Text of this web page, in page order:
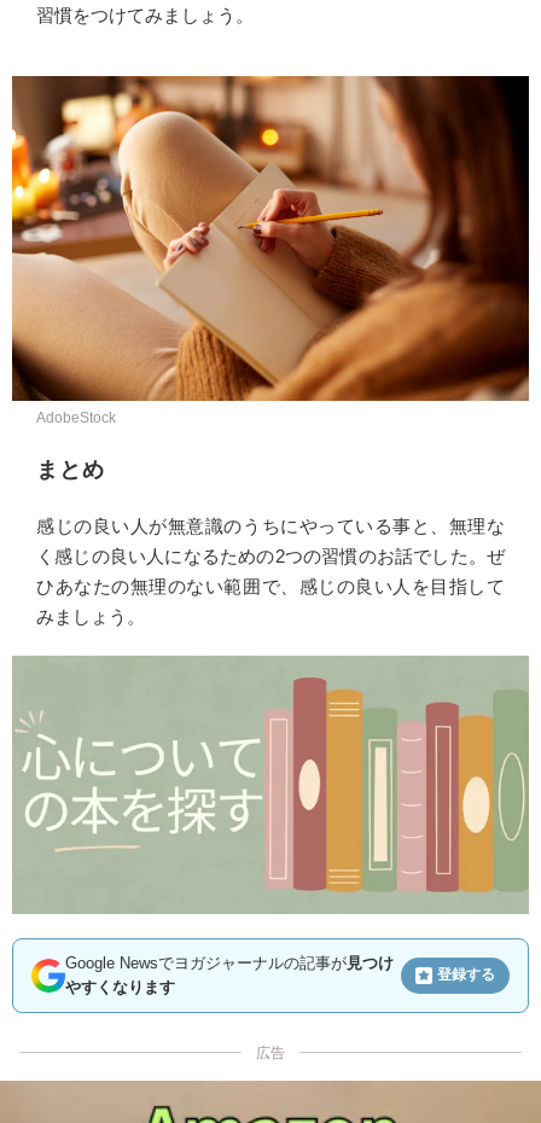
習慣をつけてみましょう。
AdobeStock
まとめ
感じの良い人が無意識のうちにやっている事と、無理な
く感じの良い人になるための2つの習慣のお話でした。ぜ
ひあなたの無理のない範囲で、感じの良い人を目指して
みましょう。
Google Newsでヨガジャーナルの記事が見つけ
やすくなります
登録する
広告